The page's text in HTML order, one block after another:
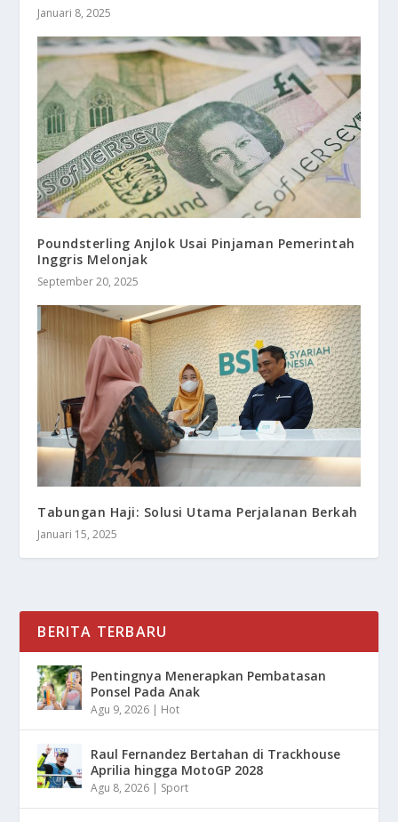
Januari 8, 2025
Poundsterling Anjlok Usai Pinjaman Pemerintah
Inggris Melonjak
September 20, 2025
Tabungan Haji: Solusi Utama Perjalanan Berkah
Januari 15, 2025
BERITA TERBARU
Pentingnya Menerapkan Pembatasan
Ponsel Pada Anak
Agu 9, 2026 | Hot
Raul Fernandez Bertahan di Trackhouse
Aprilia hingga MotoGP 2028
Agu 8, 2026 | Sport